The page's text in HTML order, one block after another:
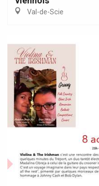
Val-de-Scie